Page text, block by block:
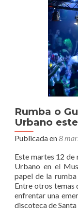
Rumba o
Urbano
Publicada en8
Este martes 12
Urbano en el
papel de la
Entre otros temas
enfrentar una
discoteca de